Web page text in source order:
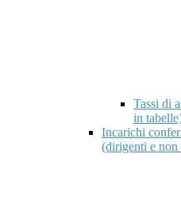
Tassi di
in
Incarichi
(dirigenti e